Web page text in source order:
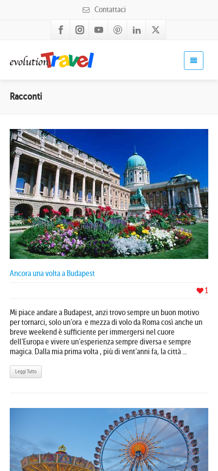
Contattaci
Racconti
Ancora una volta a Budapest
1
Mi piace andare a Budapest, anzi trovo sempre un buon motivo
per tornarci, solo un’ora e mezza di volo da Roma così anche un
breve weekend è sufficiente per immergersi nel cuore
dell’Europa e vivere un’esperienza sempre diversa e sempre
magica. Dalla mia prima volta , più di vent’anni fa, la città ...
Leggi Tutto